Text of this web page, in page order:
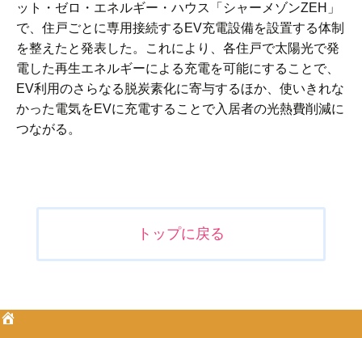
ット・ゼロ・エネルギー・ハウス「シャーメゾンZEH」
で、住戸ごとに専用接続するEV充電設備を設置する体制
を整えたと発表した。これにより、各住戸で太陽光で発
電した再生エネルギーによる充電を可能にすることで、
EV利用のさらなる脱炭素化に寄与するほか、使いきれな
かった電気をEVに充電することで入居者の光熱費削減に
つながる。
シ
トップに戻る